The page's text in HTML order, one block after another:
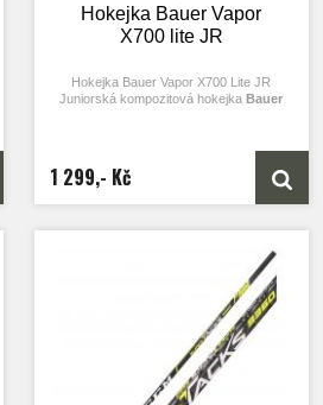
Hokejka Bauer Vapor
X700 lite JR
Hokejka Bauer Vapor X700 Lite JR
Juniorská kompozitová hokejkaBauer
vyváženou hokejku s rychlou střelou a
řady Vapor, která je zaměřena na rychlost,
umožňuje hokejka rychlejší přenos energie
do puku a efektivní zakončení zejména při
Vyvážená konstrukce
zajišťuje snadnou manipulaci a lepší
kontrolu při vedení puku i přihrávkách.
Micro Feel II
poskytuje
pohodlný úchop a jistotu v rukavicích.
Pevná karbonová čepels
optimalizovaným profilem omezuje
kroucení při střelbě, tlumí vibrace a
zvyšuje přesnost i cit pro puk. Vybrané
1 299,- Kč